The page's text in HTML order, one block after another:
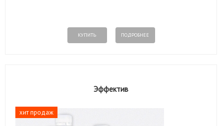
КУПИТЬ ПОДРОБНЕЕ
Эффектив
хит продаж